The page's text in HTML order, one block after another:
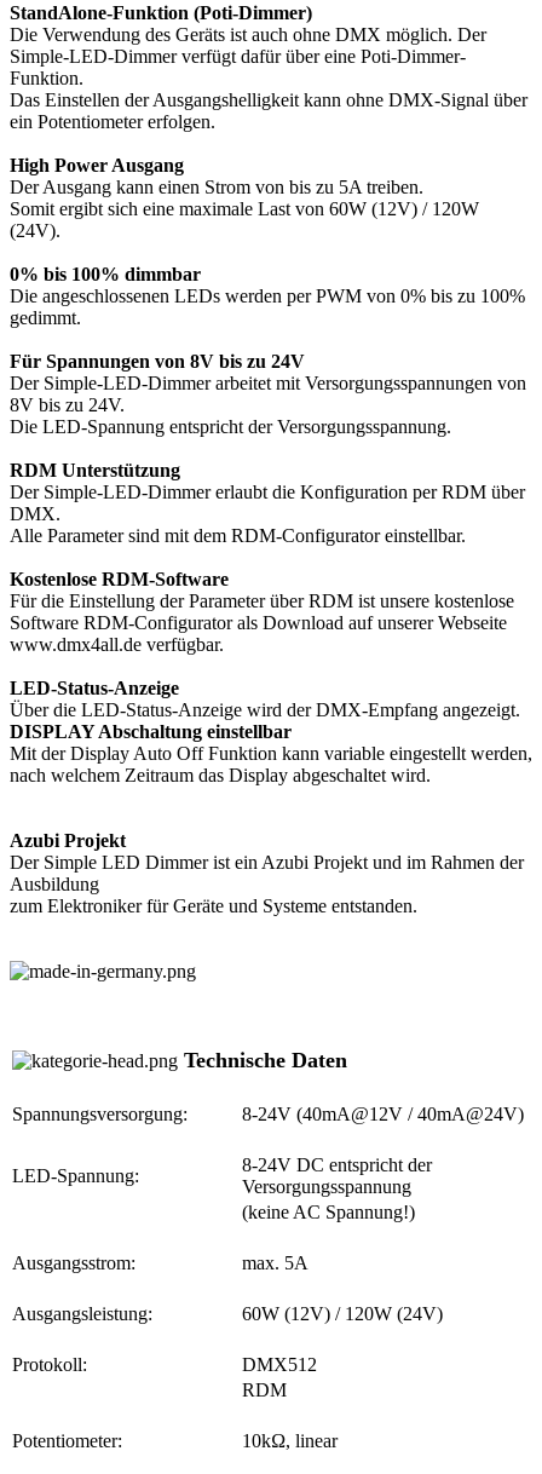
StandAlone-Funktion (Poti-Dimmer)
Die Verwendung des Geräts ist auch ohne DMX möglich. Der
Simple-LED-Dimmer verfügt dafür über eine Poti-Dimmer-
Funktion.
Das Einstellen der Ausgangshelligkeit kann ohne DMX-Signal über
ein Potentiometer erfolgen.
High Power Ausgang
Der Ausgang kann einen Strom von bis zu 5A treiben.
Somit ergibt sich eine maximale Last von 60W (12V) / 120W
(24V).
0% bis 100% dimmbar
Die angeschlossenen LEDs werden per PWM von 0% bis zu 100%
gedimmt.
Für Spannungen von 8V bis zu 24V
Der Simple-LED-Dimmer arbeitet mit Versorgungsspannungen von
8V bis zu 24V.
Die LED-Spannung entspricht der Versorgungsspannung.
RDM Unterstützung
Der Simple-LED-Dimmer erlaubt die Konfiguration per RDM über
DMX.
Alle Parameter sind mit dem RDM-Configurator einstellbar.
Kostenlose RDM-Software
Für die Einstellung der Parameter über RDM ist unsere kostenlose
Software RDM-Configurator als Download auf unserer Webseite
www.dmx4all.de verfügbar.
LED-Status-Anzeige
Über die LED-Status-Anzeige wird der DMX-Empfang angezeigt.
DISPLAY Abschaltung einstellbar
Mit der Display Auto Off Funktion kann variable eingestellt werden,
nach welchem Zeitraum das Display abgeschaltet wird.
Azubi Projekt
Der Simple LED Dimmer ist ein Azubi Projekt und im Rahmen der
Ausbildung
zum Elektroniker für Geräte und Systeme entstanden.
Technische Daten
Spannungsversorgung: 8-24V (40mA@12V / 40mA@24V)
LED-Spannung:
8-24V DC entspricht der
Versorgungsspannung
(keine AC Spannung!)
Ausgangsstrom: max. 5A
Ausgangsleistung: 60W (12V) / 120W (24V)
Protokoll:
DMX512
RDM
Potentiometer: 10kΩ, linear